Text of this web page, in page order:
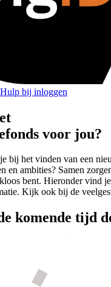
Hulp bij inloggen
voor jou?
bij het vinden van een
en ambities? Samen
bent. Hieronder vind
Kijk ook bij de
komende tijd